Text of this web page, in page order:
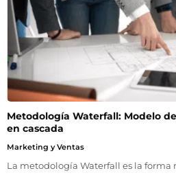
Metodología Waterfall: Modelo
en cascada
Marketing y Ventas
La metodología Waterfall es la forma